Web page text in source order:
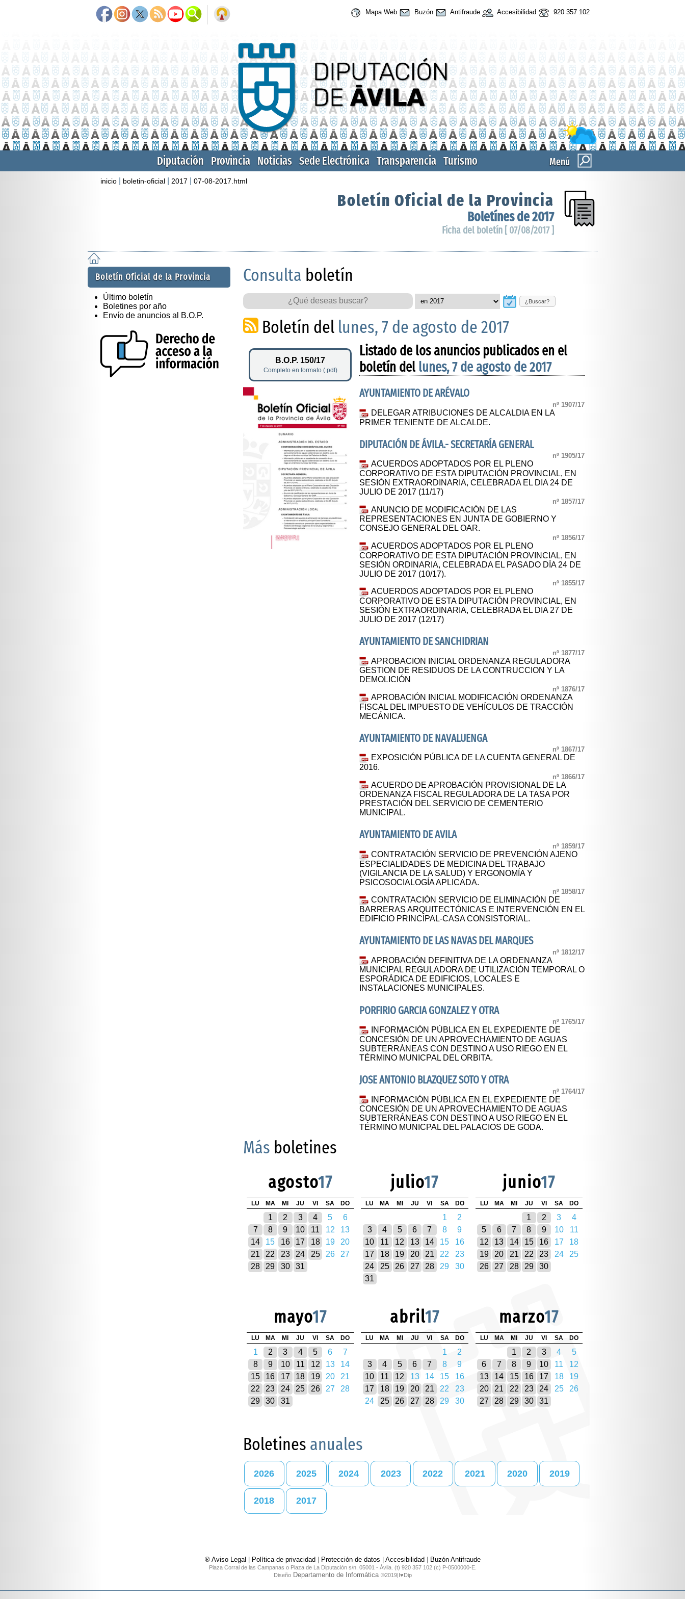
Mapa Web Buzón Antifraude Accesibilidad 920 357 102
Menú
Diputación Provincia Noticias Sede Electrónica Transparencia Turismo
inicio boletin-oficial 2017 07-08-2017.html
Boletín Oficial de la Provincia
Boletínes de 2017
Ficha del boletín [ 07/08/2017 ]
Boletín Oficial de la Provincia
Último boletín
Boletines por año
Envío de anuncios al B.O.P.
Consulta boletín
¿Buscar?
Boletín del lunes, 7 de agosto de 2017
B.O.P. 150/17
Completo en formato (.pdf)
Listado de los anuncios publicados en el
boletín del lunes, 7 de agosto de 2017
AYUNTAMIENTO DE ARÉVALO
nº 1907/17
DELEGAR ATRIBUCIONES DE ALCALDIA EN LA
PRIMER TENIENTE DE ALCALDE.
DIPUTACIÓN DE ÁVILA.- SECRETARÍA GENERAL
nº 1905/17
ACUERDOS ADOPTADOS POR EL PLENO
CORPORATIVO DE ESTA DIPUTACIÓN PROVINCIAL, EN
SESIÓN EXTRAORDINARIA, CELEBRADA EL DIA 24 DE
JULIO DE 2017 (11/17)
nº 1857/17
ANUNCIO DE MODIFICACIÓN DE LAS
REPRESENTACIONES EN JUNTA DE GOBIERNO Y
CONSEJO GENERAL DEL OAR.
nº 1856/17
ACUERDOS ADOPTADOS POR EL PLENO
CORPORATIVO DE ESTA DIPUTACIÓN PROVINCIAL, EN
SESIÓN ORDINARIA, CELEBRADA EL PASADO DÍA 24 DE
JULIO DE 2017 (10/17).
nº 1855/17
ACUERDOS ADOPTADOS POR EL PLENO
CORPORATIVO DE ESTA DIPUTACIÓN PROVINCIAL, EN
SESIÓN EXTRAORDINARIA, CELEBRADA EL DIA 27 DE
JULIO DE 2017 (12/17)
AYUNTAMIENTO DE SANCHIDRIAN
nº 1877/17
APROBACION INICIAL ORDENANZA REGULADORA
GESTION DE RESIDUOS DE LA CONTRUCCION Y LA
DEMOLICIÓN
nº 1876/17
APROBACIÓN INICIAL MODIFICACIÓN ORDENANZA
FISCAL DEL IMPUESTO DE VEHÍCULOS DE TRACCIÓN
MECÁNICA.
AYUNTAMIENTO DE NAVALUENGA
nº 1867/17
EXPOSICIÓN PÚBLICA DE LA CUENTA GENERAL DE
2016.
nº 1866/17
ACUERDO DE APROBACIÓN PROVISIONAL DE LA
ORDENANZA FISCAL REGULADORA DE LA TASA POR
PRESTACIÓN DEL SERVICIO DE CEMENTERIO
MUNICIPAL.
AYUNTAMIENTO DE AVILA
nº 1859/17
CONTRATACIÓN SERVICIO DE PREVENCIÓN AJENO
ESPECIALIDADES DE MEDICINA DEL TRABAJO
(VIGILANCIA DE LA SALUD) Y ERGONOMÍA Y
PSICOSOCIALOGÍA APLICADA.
nº 1858/17
CONTRATACIÓN SERVICIO DE ELIMINACIÓN DE
BARRERAS ARQUITECTÓNICAS E INTERVENCIÓN EN EL
EDIFICIO PRINCIPAL-CASA CONSISTORIAL.
AYUNTAMIENTO DE LAS NAVAS DEL MARQUES
nº 1812/17
APROBACIÓN DEFINITIVA DE LA ORDENANZA
MUNICIPAL REGULADORA DE UTILIZACIÓN TEMPORAL O
ESPORÁDICA DE EDIFICIOS, LOCALES E
INSTALACIONES MUNICIPALES.
PORFIRIO GARCIA GONZALEZ Y OTRA
nº 1765/17
INFORMACIÓN PÚBLICA EN EL EXPEDIENTE DE
CONCESIÓN DE UN APROVECHAMIENTO DE AGUAS
SUBTERRÁNEAS CON DESTINO A USO RIEGO EN EL
TÉRMINO MUNICPAL DEL ORBITA.
JOSE ANTONIO BLAZQUEZ SOTO Y OTRA
nº 1764/17
INFORMACIÓN PÚBLICA EN EL EXPEDIENTE DE
CONCESIÓN DE UN APROVECHAMIENTO DE AGUAS
SUBTERRÁNEAS CON DESTINO A USO RIEGO EN EL
TÉRMINO MUNICPAL DEL PALACIOS DE GODA.
Más boletines
agosto17
LU MA MI JU VI SA DO
1 2 3 4 5
6
7
8 9 10 11 12
13
14
15 16 17 18 19
20
21
22 23 24 25 26
27
28
29 30 31
julio17
LU MA MI JU VI SA DO
1
2
3
4 5 6 7 8
9
10
11 12 13 14 15
16
17
18 19 20 21 22
23
24
25 26 27 28 29
30
31
junio17
LU MA MI JU VI SA DO
1 2 3
4
5
6 7 8 9 10
11
12
13 14 15 16 17
18
19
20 21 22 23 24
25
26
27 28 29 30
mayo17
LU MA MI JU VI SA DO
1 2 3 4 5 6
7
8
9 10 11 12 13
14
15
16 17 18 19 20
21
22
23 24 25 26 27
28
29
30 31
abril17
LU MA MI JU VI SA DO
1
2
3
4 5 6 7 8
9
10
11 12 13 14 15
16
17
18 19 20 21 22
23
24
25 26 27 28 29 30
marzo17
LU MA MI JU VI SA DO
1 2 3 4
5
6
7 8 9 10 11
12
13
14 15 16 17 18
19
20
21 22 23 24 25
26
27
28 29 30 31
Boletines anuales
2026 2025 2024 2023 2022 2021 2020 2019
2018 2017
® Aviso Legal Política de privacidad Protección de datos Accesibilidad Buzón Antifraude
Plaza Corral de las Campanas o Plaza de La Diputación s/n. 05001 - Ávila. (t) 920 357 102 (c) P-0500000-E.
DiseñoDepartamento de Informática ©2019|I♥Dip